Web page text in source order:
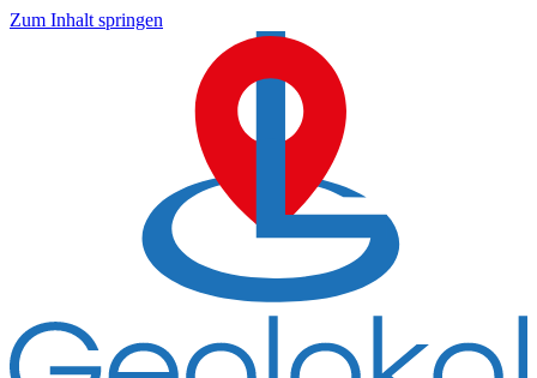
Zum Inhalt springen